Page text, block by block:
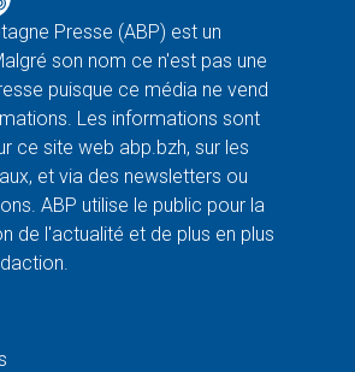
Presse (ABP) est un
son nom ce n'est pas une
puisque ce média ne vend
Les informations sont
ce site web abp.bzh, sur les
et via des newsletters ou
ABP utilise le public pour la
de l'actualité et de plus en plus